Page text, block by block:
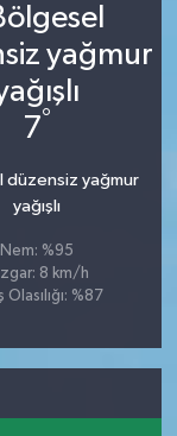
7°
düzensiz yağmur
yağışlı
Nem: %95
8 km/h
Olasılığı: %87